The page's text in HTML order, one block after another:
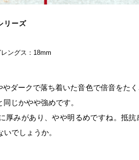
リーズ
ングス：18mm
ダークで落ち着いた音色で倍音をた
じかやや強めです。
厚みがあり、やや明るめですね。抵抗
でしょうか。